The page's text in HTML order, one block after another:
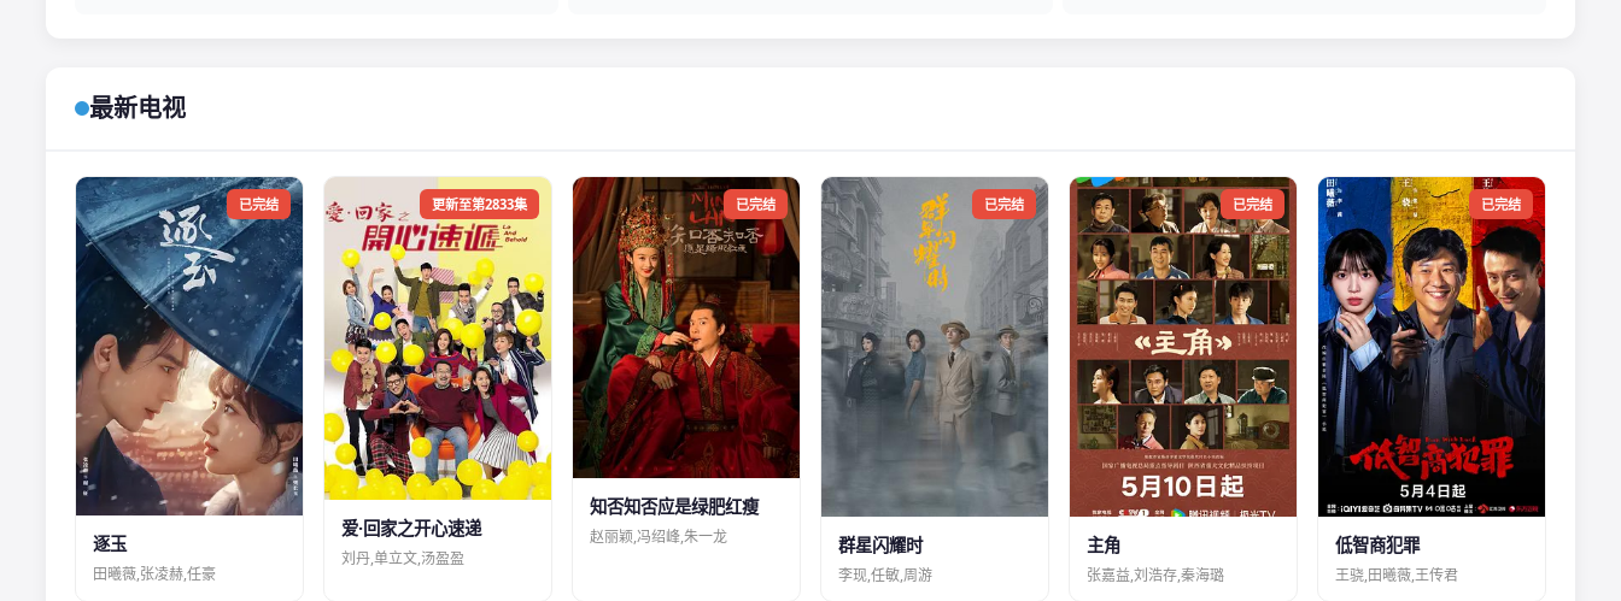
最新电视
已完结
逐玉
田曦薇,张凌赫,任豪
更新至第2833集
爱·回家之开心速递
刘丹,单立文,汤盈盈
已完结
知否知否应是绿肥红瘦
赵丽颖,冯绍峰,朱一龙
已完结
群星闪耀时
李现,任敏,周游
已完结
主角
张嘉益,刘浩存,秦海璐
已完结
低智商犯罪
王骁,田曦薇,王传君